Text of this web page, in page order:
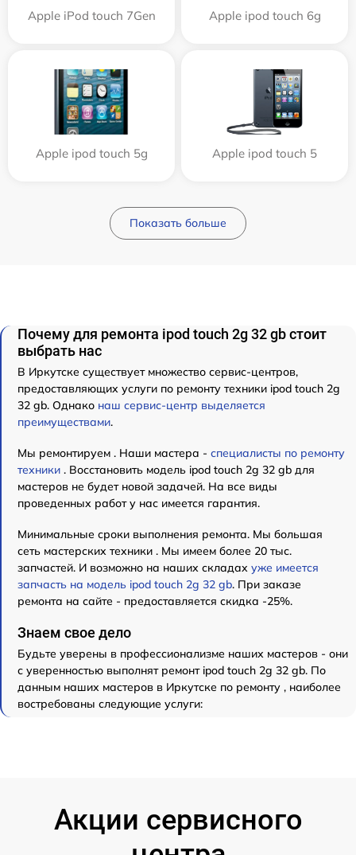
Apple iPod touch 7Gen Apple ipod touch 6g
Apple ipod touch 5g Apple ipod touch 5
Показать больше
Почему для ремонта ipod touch 2g 32 gb стоит
выбрать нас
В Иркутске существует множество сервис-центров,
предоставляющих услуги по ремонту техники ipod touch 2g
32 gb. Однако наш сервис-центр выделяется
преимуществами.
Мы ремонтируем . Наши мастера - специалисты по ремонту
техники . Восстановить модель ipod touch 2g 32 gb для
мастеров не будет новой задачей. На все виды
проведенных работ у нас имеется гарантия.
Минимальные сроки выполнения ремонта. Мы большая
сеть мастерских техники . Мы имеем более 20 тыс.
запчастей. И возможно на наших складах уже имеется
запчасть на модель ipod touch 2g 32 gb. При заказе
ремонта на сайте - предоставляется скидка -25%.
Знаем свое дело
Будьте уверены в профессионализме наших мастеров - они
с уверенностью выполнят ремонт ipod touch 2g 32 gb. По
данным наших мастеров в Иркутске по ремонту , наиболее
востребованы следующие услуги:
Акции сервисного